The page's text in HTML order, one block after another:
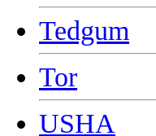
Tedgum
Tor
USHA